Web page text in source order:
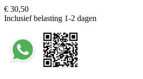
€ 30,50
Inclusief belasting 1-2 dagen